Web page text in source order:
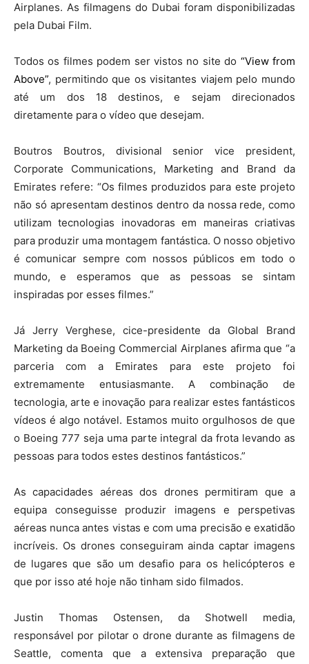
Airplanes. As filmagens do Dubai foram disponibilizadas
pela Dubai Film.
Todos os filmes podem ser vistos no site do “View from
Above”, permitindo que os visitantes viajem pelo mundo
até um dos 18 destinos, e sejam direcionados
diretamente para o vídeo que desejam.
Boutros Boutros, divisional senior vice president,
Corporate Communications, Marketing and Brand da
Emirates refere: “Os filmes produzidos para este projeto
não só apresentam destinos dentro da nossa rede, como
utilizam tecnologias inovadoras em maneiras criativas
para produzir uma montagem fantástica. O nosso objetivo
é comunicar sempre com nossos públicos em todo o
mundo, e esperamos que as pessoas se sintam
inspiradas por esses filmes.”
Já Jerry Verghese, cice-presidente da Global Brand
Marketing da Boeing Commercial Airplanes afirma que “a
parceria com a Emirates para este projeto foi
extremamente entusiasmante. A combinação de
tecnologia, arte e inovação para realizar estes fantásticos
vídeos é algo notável. Estamos muito orgulhosos de que
o Boeing 777 seja uma parte integral da frota levando as
pessoas para todos estes destinos fantásticos.”
As capacidades aéreas dos drones permitiram que a
equipa conseguisse produzir imagens e perspetivas
aéreas nunca antes vistas e com uma precisão e exatidão
incríveis. Os drones conseguiram ainda captar imagens
de lugares que são um desafio para os helicópteros e
que por isso até hoje não tinham sido filmados.
Justin Thomas Ostensen, da Shotwell media,
responsável por pilotar o drone durante as filmagens de
Seattle, comenta que a extensiva preparação que